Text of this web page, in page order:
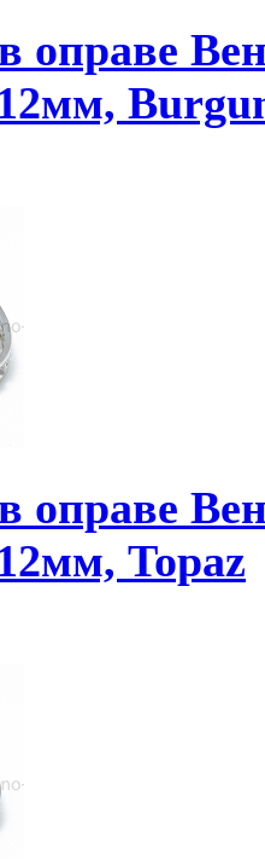
оправе
оправе
Topaz